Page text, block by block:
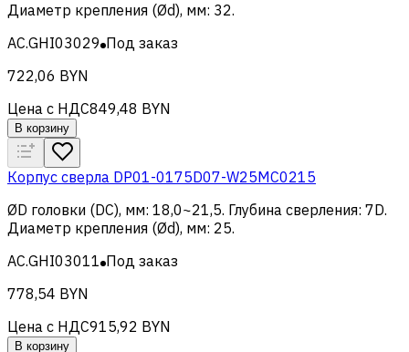
Диаметр крепления (Ød), мм: 32.
AC.GHI03029 Под заказ
722,06 BYN
Цена с НДС849,48 BYN
В корзину
Корпус сверла DP01-0175D07-W25MC0215
ØD головки (DC), мм: 18,0~21,5. Глубина сверления: 7D.
Диаметр крепления (Ød), мм: 25.
AC.GHI03011 Под заказ
778,54 BYN
Цена с НДС915,92 BYN
В корзину